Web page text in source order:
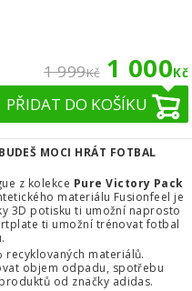
1 999Kč 1 000Kč
PŘIDAT DO KOŠÍKU
MOCI HRÁT FOTBAL
z kolekce Pure Victory Pack
materiálu Fusionfeel je
3D potisku ti umožní naprosto
ti umožní trénovat fotbal
materiálů.
objem odpadu, spotřebu
od značky adidas.